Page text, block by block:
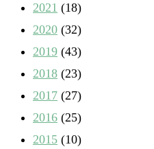
2021 (18)
2020 (32)
2019 (43)
2018 (23)
2017 (27)
2016 (25)
2015 (10)